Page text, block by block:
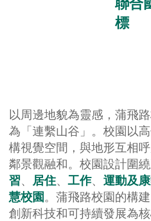
標
以周邊地貌為靈感，蒲飛
為「連繫山谷」。校園以
構視覺空間，與地形互相
鄰景觀融和。校園設計圍
習、 居住、 工作、 運動及
慧校園 。蒲飛路校園的構
創新科技和可持續發展為